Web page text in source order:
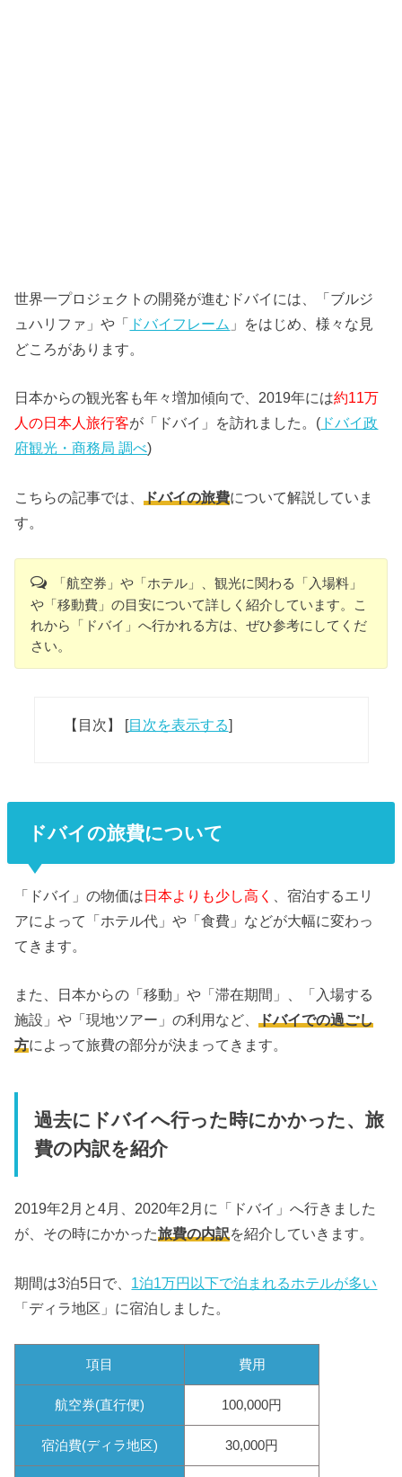
世界一プロジェクトの開発が進むドバイには、「ブルジ
ュハリファ」や「 ドバイフレーム 」をはじめ、様々な見
どころがあります。
日本からの観光客も年々増加傾向で、2019年には約11万
人の日本人旅行客が「ドバイ」を訪れました。( ドバイ政
府観光・商務局 調べ)
こちらの記事では、ドバイの旅費について解説していま
す。
「航空券」や「ホテル」、観光に関わる「入場料」
や「移動費」の目安について詳しく紹介しています。こ
れから「ドバイ」へ行かれる方は、ぜひ参考にしてくだ
さい。
【目次】 [目次を表示する]
ドバイの旅費について
「ドバイ」の物価は日本よりも少し高く
、宿泊するエリ
アによって「ホテル代」や「食費」などが大幅に変わっ
てきます。
また、日本からの「移動」や「滞在期間」、「入場する
施設」や「現地ツアー」の利用など、ドバイでの過ごし
方によって旅費の部分が決まってきます。
過去にドバイへ行った時にかかった、旅
費の内訳を紹介
2019年2月と4月、2020年2月に「ドバイ」へ行きました
が、その時にかかった旅費の内訳を紹介していきます。
期間は3泊5日で、 1泊1万円以下で泊まれるホテルが多い
「ディラ地区」に宿泊しました。
項目 費用
航空券(直行便) 100,000円
宿泊費(ディラ地区) 30,000円